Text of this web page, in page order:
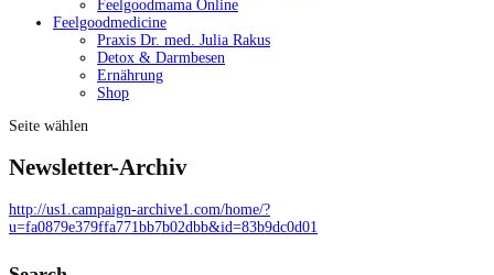
Feelgoodmama Online
Feelgoodmedicine
Praxis Dr. med. Julia Rakus
Detox & Darmbesen
Ernährung
Shop
Seite wählen
Newsletter-Archiv
http://us1.campaign-archive1.com/home/?
u=fa0879e379ffa771bb7b02dbb&id=83b9dc0d01